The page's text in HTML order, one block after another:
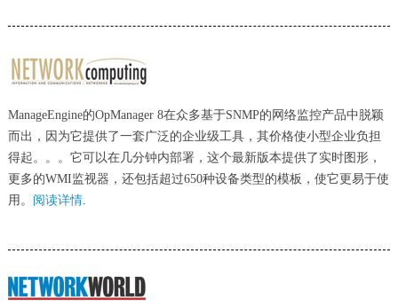
ManageEngine的OpManager 8在众多基于SNMP的网络监控产品中脱颖
而出，因为它提供了一套广泛的企业级工具，其价格使小型企业负担
得起。。。它可以在几分钟内部署，这个最新版本提供了实时图形，
更多的WMI监视器，还包括超过650种设备类型的模板，使它更易于使
用。 阅读详情.